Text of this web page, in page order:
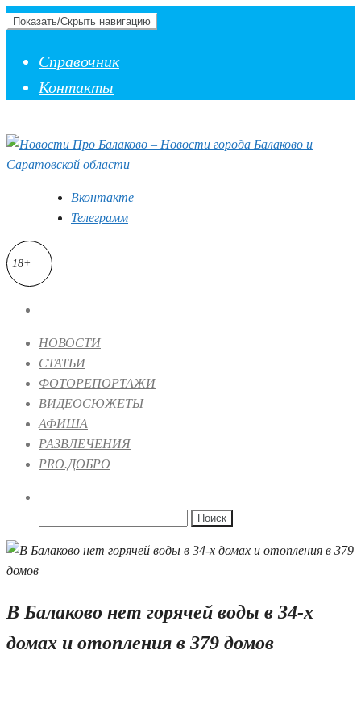
Показать/Скрыть навигацию
Справочник
Контакты
Вконтакте
Телеграмм
18+
НОВОСТИ
СТАТЬИ
ФОТОРЕПОРТАЖИ
ВИДЕОСЮЖЕТЫ
АФИША
РАЗВЛЕЧЕНИЯ
PRO.ДОБРО
В Балаково нет горячей воды в 34-х
домах и отопления в 379 домов